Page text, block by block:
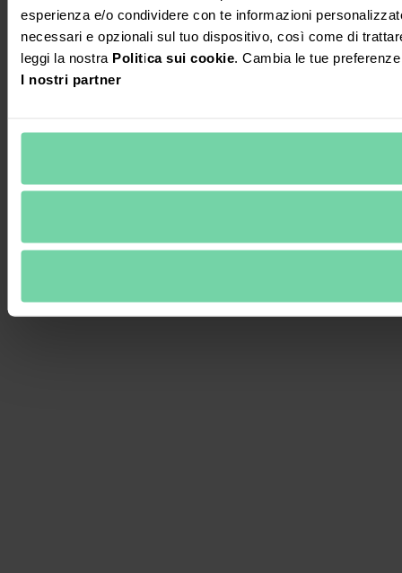
esperienza e/o condividere con te informazioni
necessari e opzionali sul tuo dispositivo, così come di
leggi la nostra Politica sui cookie. Cambia le tue
I nostri partner